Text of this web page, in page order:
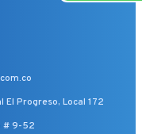
El Progreso, Local 172
# 9-52